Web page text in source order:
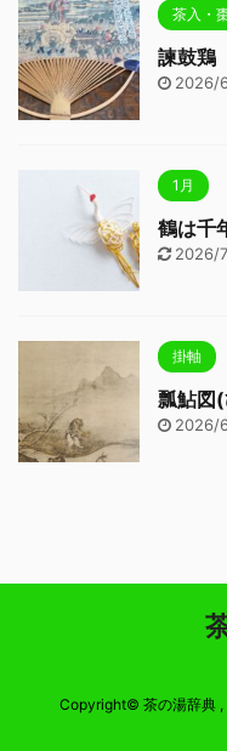
茶入・
諫鼓鶏
2026/
1月
鶴は千
2026/
掛軸
瓢鮎図
2026/
Copyright© 茶の湯辞典